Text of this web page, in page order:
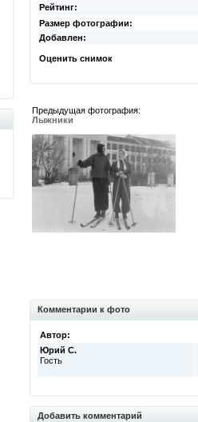
Рейтинг:
Размер фотографии:
Добавлен:
Оценить снимок
Предыдущая фотография:
Лыжники
Комментарии к фото
Автор:
Юрий С.
Гость
Добавить комментарий